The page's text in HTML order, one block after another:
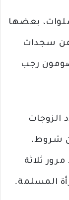
بعضها
عن سجدات
رجب
الزوجات
شروط،
ثلاثة
المسلمة.